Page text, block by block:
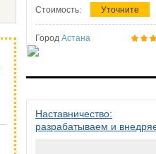
Стоимость: Уточните
Город Астана
Наставничество:
разрабатываем и